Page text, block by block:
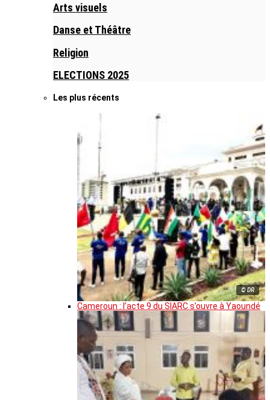
Arts visuels
Danse et Théâtre
Religion
ELECTIONS 2025
Les plus récents
© DR
Cameroun : l’acte 9 du SIARC s’ouvre à Yaoundé